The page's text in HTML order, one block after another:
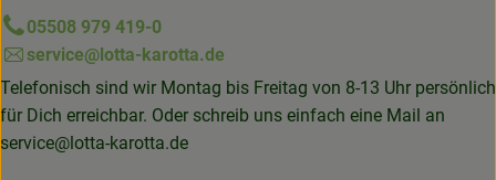
05508 979 419-0
service@lotta-karotta.de
Telefonisch sind wir Montag bis Freitag von 8-13 Uhr persönlich
für Dich erreichbar. Oder schreib uns einfach eine Mail an
service@lotta-karotta.de